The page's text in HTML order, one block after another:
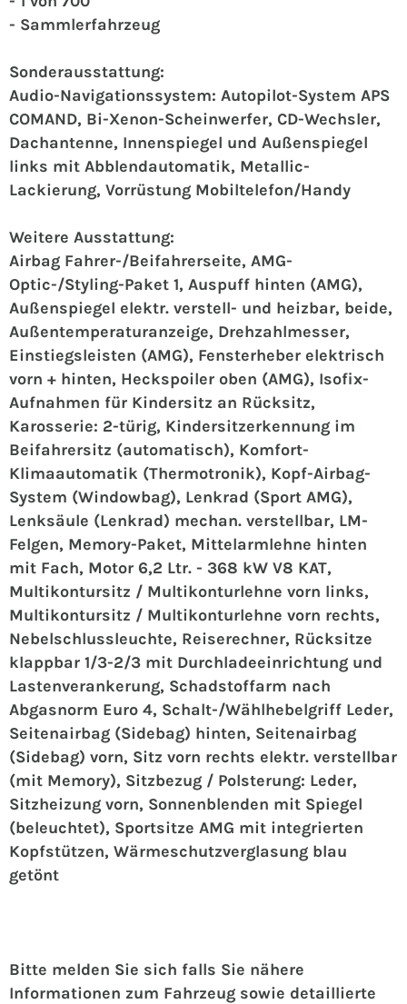
- Sammlerfahrzeug
Sonderausstattung:
Audio-Navigationssystem: Autopilot-System APS
COMAND, Bi-Xenon-Scheinwerfer, CD-Wechsler,
Dachantenne, Innenspiegel und Außenspiegel
links mit Abblendautomatik, Metallic-
Lackierung, Vorrüstung Mobiltelefon/Handy
Weitere Ausstattung:
Airbag Fahrer-/Beifahrerseite, AMG-
Optic-/Styling-Paket 1, Auspuff hinten (AMG),
Außenspiegel elektr. verstell- und heizbar, beide,
Außentemperaturanzeige, Drehzahlmesser,
Einstiegsleisten (AMG), Fensterheber elektrisch
vorn + hinten, Heckspoiler oben (AMG), Isofix-
Aufnahmen für Kindersitz an Rücksitz,
Karosserie: 2-türig, Kindersitzerkennung im
Beifahrersitz (automatisch), Komfort-
Klimaautomatik (Thermotronik), Kopf-Airbag-
System (Windowbag), Lenkrad (Sport AMG),
Lenksäule (Lenkrad) mechan. verstellbar, LM-
Felgen, Memory-Paket, Mittelarmlehne hinten
mit Fach, Motor 6,2 Ltr. - 368 kW V8 KAT,
Multikontursitz / Multikonturlehne vorn links,
Multikontursitz / Multikonturlehne vorn rechts,
Nebelschlussleuchte, Reiserechner, Rücksitze
klappbar 1/3-2/3 mit Durchladeeinrichtung und
Lastenverankerung, Schadstoffarm nach
Abgasnorm Euro 4, Schalt-/Wählhebelgriff Leder,
Seitenairbag (Sidebag) hinten, Seitenairbag
(Sidebag) vorn, Sitz vorn rechts elektr. verstellbar
(mit Memory), Sitzbezug / Polsterung: Leder,
Sitzheizung vorn, Sonnenblenden mit Spiegel
(beleuchtet), Sportsitze AMG mit integrierten
Kopfstützen, Wärmeschutzverglasung blau
getönt
Bitte melden Sie sich falls Sie nähere
Informationen zum Fahrzeug sowie detaillierte